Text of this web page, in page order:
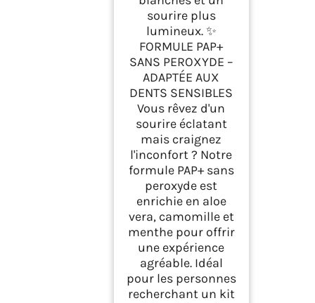
sourire plus
lumineux. ✨
FORMULE PAP+
SANS PEROXYDE –
ADAPTÉE AUX
DENTS SENSIBLES
Vous rêvez d'un
sourire éclatant
mais craignez
l'inconfort ? Notre
formule PAP+ sans
peroxyde est
enrichie en aloe
vera, camomille et
menthe pour offrir
une expérience
agréable. Idéal
pour les personnes
recherchant un kit